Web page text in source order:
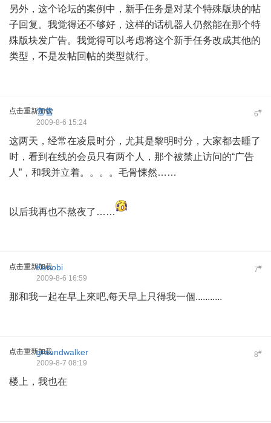
另外，这个论坛的案例中，新手任务是对某个特殊版块的帖
子回复。我觉得还不够好，这样的话机器人仍然能在那个特
殊版块发广告。我觉得可以考虑将这个新手任务改成其他的
类型，不是发帖回帖的类型就行。
点击重新加载 6#
雪雪
2009-8-6 15:24
这两天，经常在凌晨时分，尤其是黎明时分，大家都去睡了
时，看到在线的会员只有两个人，那个被禁止访问的“广告
人”，和我并立着。。。。毛骨悚然……
以后我再也不熬夜了……
点击重新加载 7#
Kenobi
2009-8-6 16:59
那和我一起在早上來吧,每天早上只得我一個...........
点击重新加载 8#
groundwalker
2009-8-7 08:19
楼上，我也在